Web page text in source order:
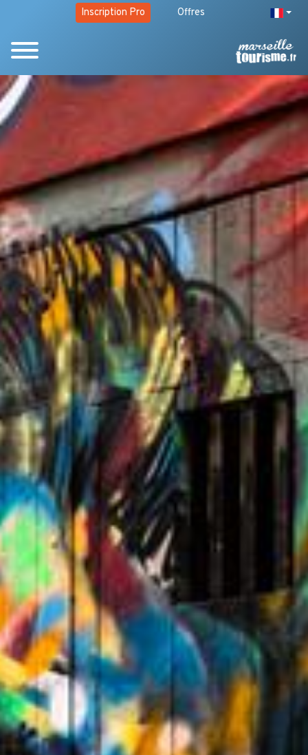
Inscription Pro Offres